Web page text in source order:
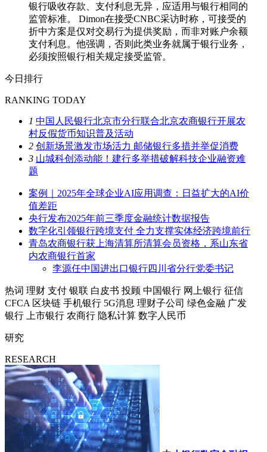
银行吸收存款、支付利息无异，应适用与银行相同的
监管标准。 Dimon在接受CNBC采访时称，可接受的
折中方案是仅对交易行为提供奖励，而非对账户余额
支付利息。他强调，否则此类业务就属于银行业务，
必须按照银行相关规定接受监管。
今日排行
RANKING TODAY
1 中国人民银行北京市分行联合北京农商银行开展农
村反假货币知识普及活动
2 创新场景激发市场活力 邮储银行多措并举促消费
3 山城科创添动能！建行多举措破解科技企业融资难
题
案例｜2025年全球企业AI应用调查：日益扩大的AI价
值差距
央行发布2025年前三季度金融统计数据报告
数字化引领银行跨境支付 全力支撑实体经济跨境前行
青岛农商银行获上海清算所清算会员资格，系山东省
内农商银行首家
李源任中国进出口银行四川省分行党委书记
热词 理财 支付 银联 白皮书 投顾 中国银行 网上银行 征信
CFCA 区块链 手机银行 5G消息 理财子公司 绿色金融 广发
银行
上市银行 农商行 隐私计算 数字人民币
研究
RESEARCH